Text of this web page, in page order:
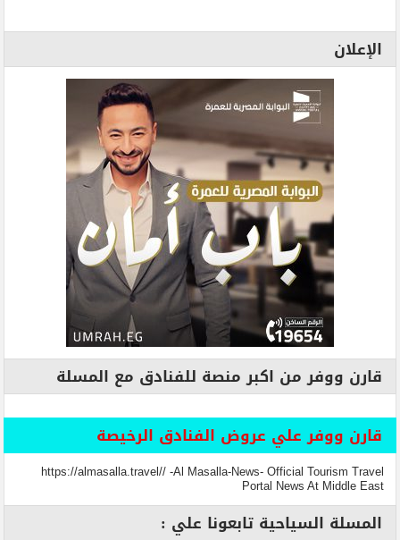
الإعلان
قارن ووفر من اكبر منصة للفنادق مع المسلة
قارن ووفر علي عروض الفنادق الرخيصة
https://almasalla.travel// -Al Masalla-News- Official Tourism Travel
Portal News At Middle East
المسلة السياحية تابعونا علي :